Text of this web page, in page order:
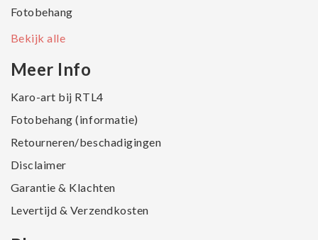
Fotobehang
Bekijk alle
Meer Info
Karo-art bij RTL4
Fotobehang (informatie)
Retourneren/beschadigingen
Disclaimer
Garantie & Klachten
Levertijd & Verzendkosten